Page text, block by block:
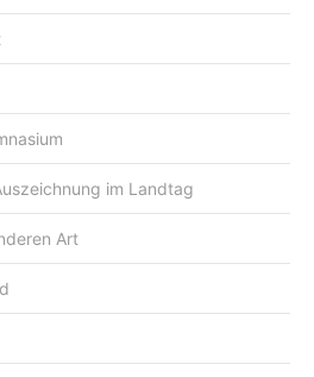
im Landtag
Art